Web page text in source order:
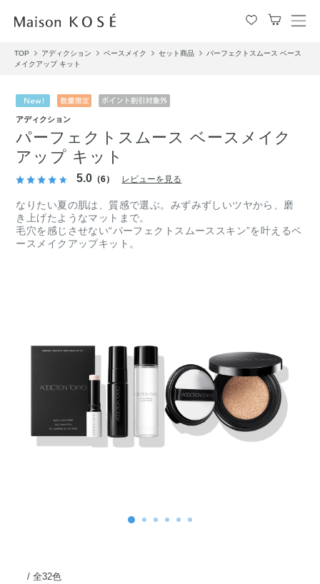
メ
ュ
TOP アディクション ベースメイク セット商品
パーフェクトスムース ベース
メイクアップ キット
アディクション
パーフェクトスムース ベースメイク
アップ キット
5.0 （6） レビューを見る
なりたい夏の肌は、質感で選ぶ。みずみずしいツヤから、磨
き上げたようなマットまで。
毛穴を感じさせない“パーフェクトスムーススキン”を叶えるベ
ースメイクアップキット。
全32色